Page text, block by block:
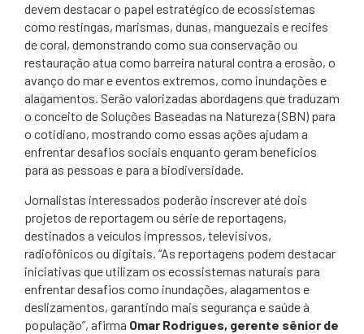
devem destacar o papel estratégico de ecossistemas
como restingas, marismas, dunas, manguezais e recifes
de coral, demonstrando como sua conservação ou
restauração atua como barreira natural contra a erosão, o
avanço do mar e eventos extremos, como inundações e
alagamentos. Serão valorizadas abordagens que traduzam
o conceito de Soluções Baseadas na Natureza (SBN) para
o cotidiano, mostrando como essas ações ajudam a
enfrentar desafios sociais enquanto geram benefícios
para as pessoas e para a biodiversidade.
Jornalistas interessados poderão inscrever até dois
projetos de reportagem ou série de reportagens,
destinados a veículos impressos, televisivos,
radiofônicos ou digitais. “As reportagens podem destacar
iniciativas que utilizam os ecossistemas naturais para
enfrentar desafios como inundações, alagamentos e
deslizamentos, garantindo mais segurança e saúde à
população”, afirma Omar Rodrigues, gerente sênior de